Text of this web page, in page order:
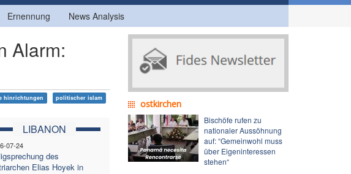
Ernennung News Analysis
Alarm:
hinrichtungen politischer islam
LIBANON
07-24
des
Elias Hoyek in
ostkirchen
Bischöfe rufen zu
nationaler Aussöhnung
auf: “Gemeinwohl muss
über Eigeninteressen
stehen“